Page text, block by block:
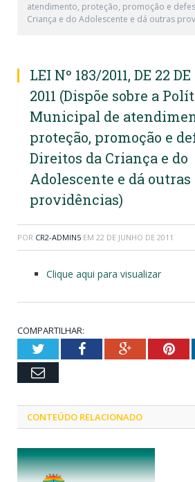
atendimento, proteção, promoção e
Criança e do Adolescente e dá outras
LEI Nº 183/2011, DE 22
2011 (Dispõe sobre a
Municipal de
proteção, promoção e
Direitos da Criança e do
Adolescente e dá outras
providências)
POR CR2-ADMIN5 EM 22 DE JUNHO DE 2011
Clique aqui para visualizar
COMPARTILHAR:
TwitterFacebookGoogle+
Email
CONTEÚDO RELACIONADO